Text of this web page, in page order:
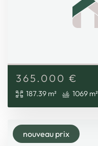
365.000 €
187.39 m² 1069 m²
nouveau prix